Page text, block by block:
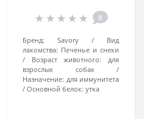
0
Бренд: Savory
Вид
лакомства: Печенье и снеки
Возраст животного:
для
взрослых собак
Назначение: для иммунитета
Основной белок: утка